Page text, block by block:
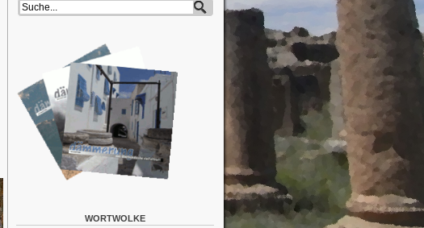
WORTWOLKE